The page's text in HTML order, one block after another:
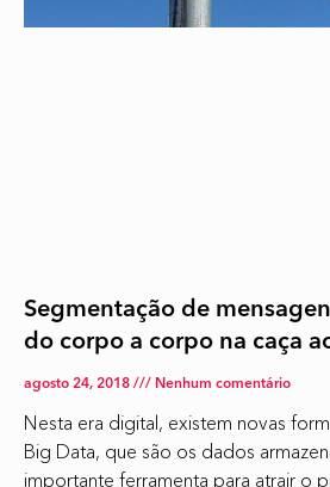
Segmentação de
do corpo a corpo na caça
agosto 24, 2018 Nenhum comentário
Nesta era digital, existem novas
Big Data, que são os dados
importante ferramenta para atrair o